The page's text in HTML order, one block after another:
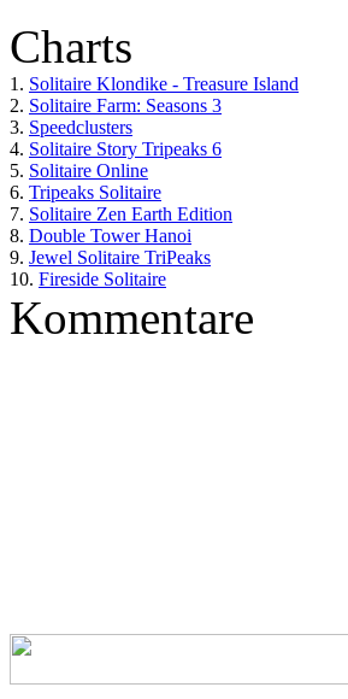
Charts
1. Solitaire Klondike - Treasure Island
2. Solitaire Farm: Seasons 3
3. Speedclusters
4. Solitaire Story Tripeaks 6
5. Solitaire Online
6. Tripeaks Solitaire
7. Solitaire Zen Earth Edition
8. Double Tower Hanoi
9. Jewel Solitaire TriPeaks
10. Fireside Solitaire
Kommentare